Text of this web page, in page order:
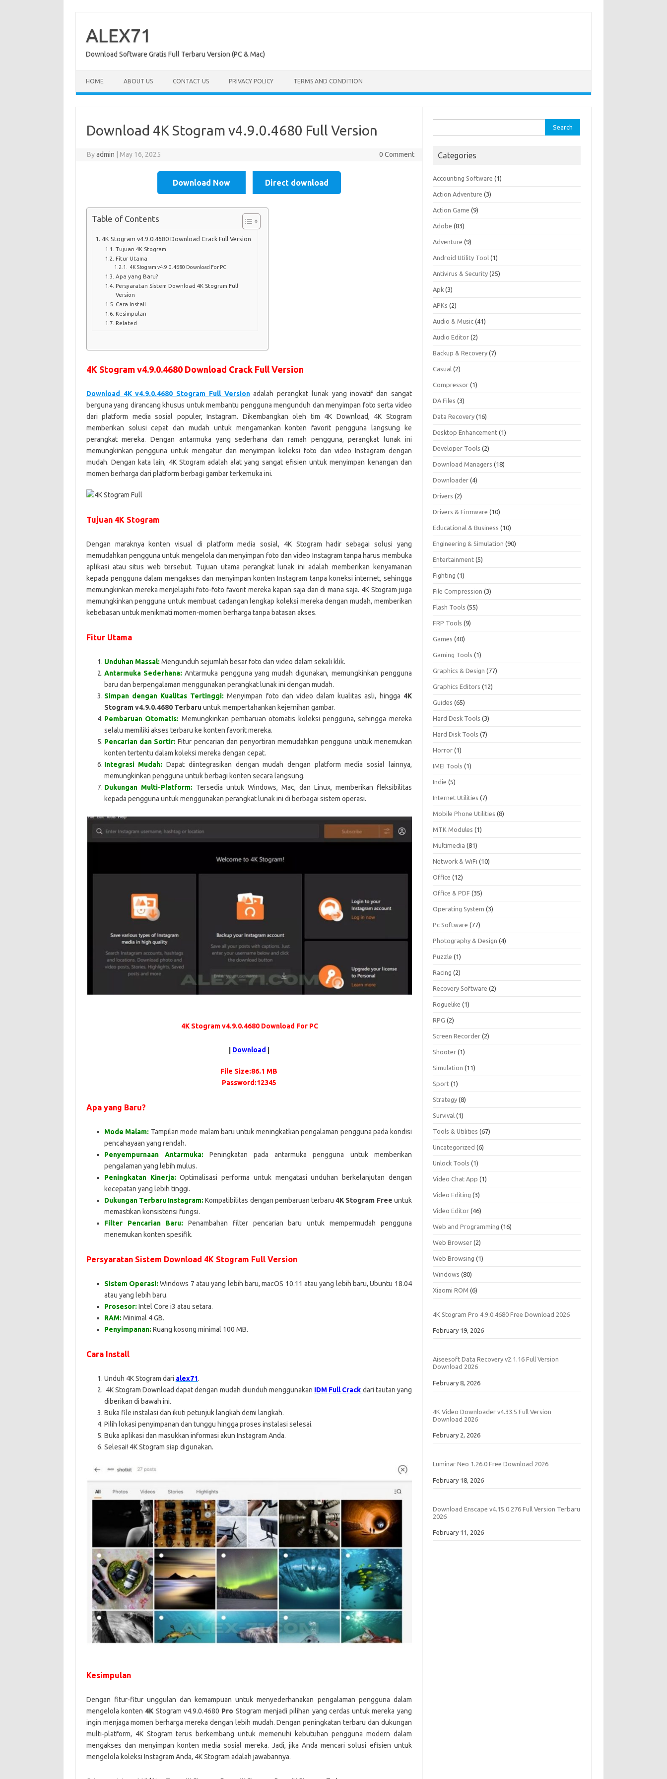
contentALEX71
Download Software Gratis Full Terbaru Version (PC & Mac)
HOME ABOUT US CONTACT US PRIVACY POLICY TERMS AND CONDITION
Download 4K Stogram v4.9.0.4680 Full Version
Byadmin May 16, 2025 0 Comment
Download Now Direct download
Table of Contents
4K Stogram v4.9.0.4680 Download Crack Full Version
Tujuan 4K Stogram
Fitur Utama
4K Stogram v4.9.0.4680 Download For PC
Apa yang Baru?
Persyaratan Sistem Download 4K Stogram Full
Version
Cara Install
Kesimpulan
Related
4K Stogram v4.9.0.4680 Download Crack Full Version
Download 4K v4.9.0.4680 Stogram Full Versionadalah perangkat lunak yang inovatif dan sangat
berguna yang dirancang khusus untuk membantu pengguna mengunduh dan menyimpan foto serta video
dari platform media sosial populer, Instagram. Dikembangkan oleh tim 4K Download, 4K Stogram
memberikan solusi cepat dan mudah untuk mengamankan konten favorit pengguna langsung ke
perangkat mereka. Dengan antarmuka yang sederhana dan ramah pengguna, perangkat lunak ini
memungkinkan pengguna untuk mengatur dan menyimpan koleksi foto dan video Instagram dengan
mudah. Dengan kata lain, 4K Stogram adalah alat yang sangat efisien untuk menyimpan kenangan dan
momen berharga dari platform berbagi gambar terkemuka ini.
Tujuan 4K Stogram
Dengan maraknya konten visual di platform media sosial, 4K Stogram hadir sebagai solusi yang
memudahkan pengguna untuk mengelola dan menyimpan foto dan video Instagram tanpa harus membuka
aplikasi atau situs web tersebut. Tujuan utama perangkat lunak ini adalah memberikan kenyamanan
kepada pengguna dalam mengakses dan menyimpan konten Instagram tanpa koneksi internet, sehingga
memungkinkan mereka menjelajahi foto-foto favorit mereka kapan saja dan di mana saja. 4K Stogram juga
memungkinkan pengguna untuk membuat cadangan lengkap koleksi mereka dengan mudah, memberikan
kebebasan untuk menikmati momen-momen berharga tanpa batasan akses.
Fitur Utama
Unduhan Massal: Mengunduh sejumlah besar foto dan video dalam sekali klik.
Antarmuka Sederhana: Antarmuka pengguna yang mudah digunakan, memungkinkan pengguna
baru dan berpengalaman menggunakan perangkat lunak ini dengan mudah.
Simpan dengan Kualitas Tertinggi: Menyimpan foto dan video dalam kualitas asli, hingga 4K
Stogram v4.9.0.4680 Terbaruuntuk mempertahankan kejernihan gambar.
Pembaruan Otomatis: Memungkinkan pembaruan otomatis koleksi pengguna, sehingga mereka
selalu memiliki akses terbaru ke konten favorit mereka.
Pencarian dan Sortir: Fitur pencarian dan penyortiran memudahkan pengguna untuk menemukan
konten tertentu dalam koleksi mereka dengan cepat.
Integrasi Mudah: Dapat diintegrasikan dengan mudah dengan platform media sosial lainnya,
memungkinkan pengguna untuk berbagi konten secara langsung.
Dukungan Multi-Platform: Tersedia untuk Windows, Mac, dan Linux, memberikan fleksibilitas
kepada pengguna untuk menggunakan perangkat lunak ini di berbagai sistem operasi.
4K Stogram v4.9.0.4680 Download For PC
Download
File Size:86.1 MB
Password:12345
Apa yang Baru?
Mode Malam: Tampilan mode malam baru untuk meningkatkan pengalaman pengguna pada kondisi
pencahayaan yang rendah.
Penyempurnaan Antarmuka: Peningkatan pada antarmuka pengguna untuk memberikan
pengalaman yang lebih mulus.
Peningkatan Kinerja: Optimalisasi performa untuk mengatasi unduhan berkelanjutan dengan
kecepatan yang lebih tinggi.
Dukungan Terbaru Instagram: Kompatibilitas dengan pembaruan terbaru 4K Stogram Free untuk
memastikan konsistensi fungsi.
Filter Pencarian Baru:
Penambahan filter pencarian baru untuk mempermudah pengguna
menemukan konten spesifik.
Persyaratan Sistem Download 4K Stogram Full Version
Sistem Operasi: Windows 7 atau yang lebih baru, macOS 10.11 atau yang lebih baru, Ubuntu 18.04
atau yang lebih baru.
Prosesor: Intel Core i3 atau setara.
RAM: Minimal 4 GB.
Penyimpanan: Ruang kosong minimal 100 MB.
Cara Install
Unduh 4K Stogram dari alex71.
4K Stogram Download dapat dengan mudah diunduh menggunakan IDM Full Crack dari tautan yang
diberikan di bawah ini.
Buka file instalasi dan ikuti petunjuk langkah demi langkah.
Pilih lokasi penyimpanan dan tunggu hingga proses instalasi selesai.
Buka aplikasi dan masukkan informasi akun Instagram Anda.
Selesai! 4K Stogram siap digunakan.
Kesimpulan
Dengan fitur-fitur unggulan dan kemampuan untuk menyederhanakan pengalaman pengguna dalam
mengelola konten 4K Stogram v4.9.0.4680 Pro Stogram menjadi pilihan yang cerdas untuk mereka yang
ingin menjaga momen berharga mereka dengan lebih mudah. Dengan peningkatan terbaru dan dukungan
multi-platform, 4K Stogram terus berkembang untuk memenuhi kebutuhan pengguna modern dalam
mengakses dan menyimpan konten media sosial mereka. Jadi, jika Anda mencari solusi efisien untuk
mengelola koleksi Instagram Anda, 4K Stogram adalah jawabannya.
for:
Categories
Accounting Software (1)
Action Adventure (3)
Action Game (9)
Adobe (83)
Adventure (9)
Android Utility Tool (1)
Antivirus & Security (25)
Apk (3)
APKs (2)
Audio & Music (41)
Audio Editor (2)
Backup & Recovery (7)
Casual (2)
Compressor (1)
DA Files (3)
Data Recovery (16)
Desktop Enhancement (1)
Developer Tools (2)
Download Managers (18)
Downloader (4)
Drivers (2)
Drivers & Firmware (10)
Educational & Business (10)
Engineering & Simulation (90)
Entertainment (5)
Fighting (1)
File Compression (3)
Flash Tools (55)
FRP Tools (9)
Games (40)
Gaming Tools (1)
Graphics & Design (77)
Graphics Editors (12)
Guides (65)
Hard Desk Tools (3)
Hard Disk Tools (7)
Horror (1)
IMEI Tools (1)
Indie (5)
Internet Utilities (7)
Mobile Phone Utilities (8)
MTK Modules (1)
Multimedia (81)
Network & WiFi (10)
Office (12)
Office & PDF (35)
Operating System (3)
Pc Software (77)
Photography & Design (4)
Puzzle (1)
Racing (2)
Recovery Software (2)
Roguelike (1)
RPG (2)
Screen Recorder (2)
Shooter (1)
Simulation (11)
Sport (1)
Strategy (8)
Survival (1)
Tools & Utilities (67)
Uncategorized (6)
Unlock Tools (1)
Video Chat App (1)
Video Editing (3)
Video Editor (46)
Web and Programming (16)
Web Browser (2)
Web Browsing (1)
Windows (80)
Xiaomi ROM (6)
4K Stogram Pro 4.9.0.4680 Free Download 2026
Date
February 19, 2026
Aiseesoft Data Recovery v2.1.16 Full Version
Download 2026
Date
February 8, 2026
4K Video Downloader v4.33.5 Full Version
Download 2026
Date
February 2, 2026
Luminar Neo 1.26.0 Free Download 2026
Date
February 18, 2026
Download Enscape v4.15.0.276 Full Version Terbaru
2026
Date
February 11, 2026